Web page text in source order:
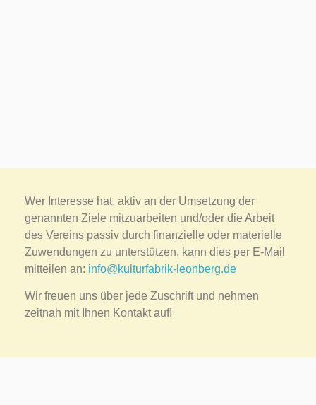
Wer Interesse hat, aktiv an der Umsetzung der
genannten Ziele mitzuarbeiten und/oder die Arbeit
des Vereins passiv durch finanzielle oder materielle
Zuwendungen zu unterstützen, kann dies per E-Mail
mitteilen an: info@kulturfabrik-leonberg.de
Wir freuen uns über jede Zuschrift und nehmen
zeitnah mit Ihnen Kontakt auf!